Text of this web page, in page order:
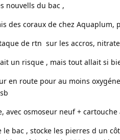
nouvells du bac ,
des coraux de chez Aquaplum,
de rtn sur les accros,
un risque , mais tout allait si
en route pour au moins
avec osmoseur neuf +
le bac , stocke les pierres d un